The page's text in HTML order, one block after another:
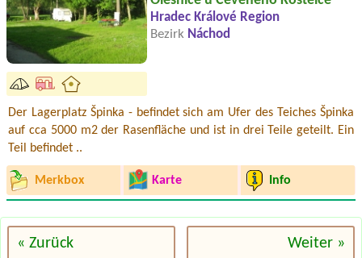
Hradec Králové Region
Bezirk Náchod
Der Lagerplatz Špinka - befindet sich am Ufer des Teiches Špinka
auf cca 5000 m2 der Rasenfläche und ist in drei Teile geteilt. Ein
Teil befindet ..
Merkbox Karte Info
« Zurück Weiter »